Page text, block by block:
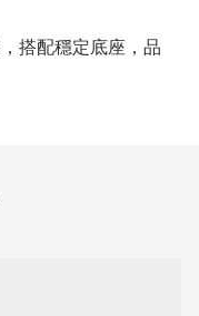
搭配穩定底座，品